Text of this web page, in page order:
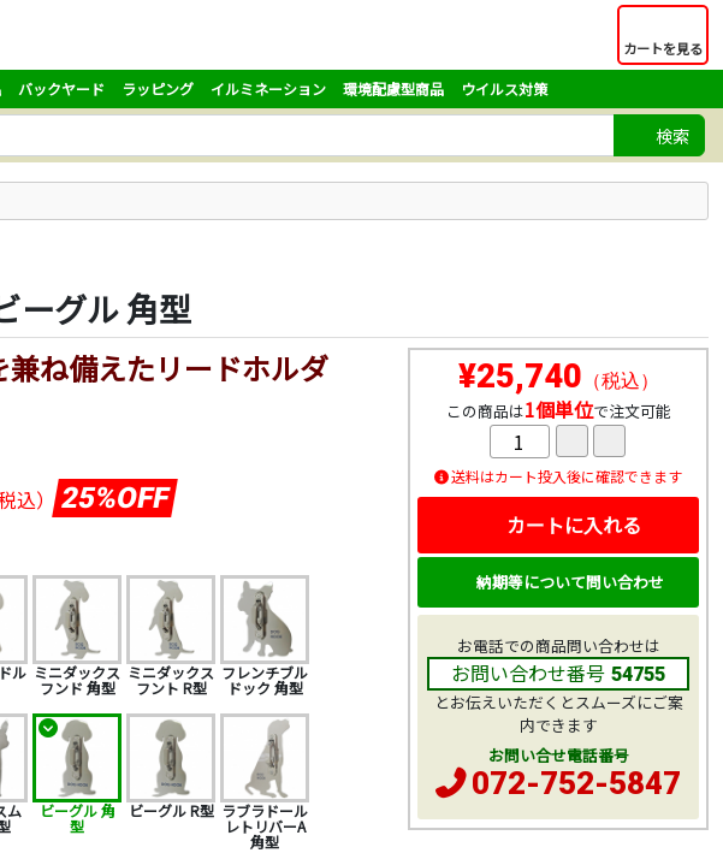
カートを見る
バックヤード ラッピング イルミネーション 環境配慮型商品 ウイルス対策
検索
ーグル 角型
ね備えたリードホルダ
税込） 25%OFF
ル ミニダックス
フンド 角型
ミニダックス
フント R型
フレンチブル
ドック 角型
ム ビーグル 角
型
ビーグル R型 ラブラドール
レトリバーA
角型
¥25,740 （税込）
この商品は1個単位で注文可能
送料はカート投入後に確認できます
カートに入れる
納期等について問い合わせ
お電話での商品問い合わせは
お問い合わせ番号 54755
とお伝えいただくとスムーズにご案
内できます
お問い合せ電話番号
072-752-5847